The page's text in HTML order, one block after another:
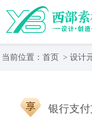
当前位置： 首页 > 设计
银行支